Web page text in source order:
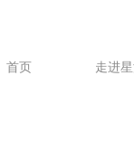
首页 走进